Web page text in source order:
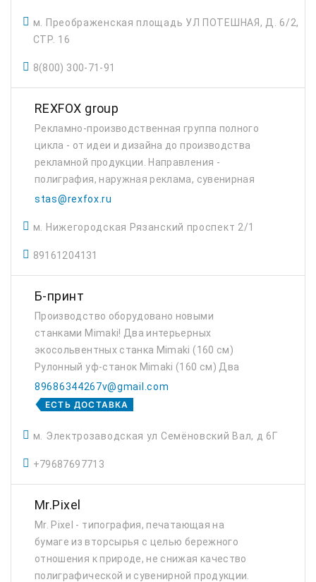
м. Преображенская площадь УЛ ПОТЕШНАЯ, Д. 6/2,
СТР. 16
8(800) 300-71-91
REXFOX group
Рекламно-производственная группа полного
цикла - от идеи и дизайна до производства
рекламной продукции. Направления -
полиграфия, наружная реклама, сувенирная
продукция.
stas@rexfox.ru
м. Нижегородская Рязанский проспект 2/1
89161204131
Б-принт
Производство оборудовано новыми
станками Mimaki! Два интерьерных
экосольвентных станка Mimaki (160 cм)
Рулонный уф-станок Mimaki (160 см) Два
режущих плоттера Mimaki. Ламинатор.
Накатка пленки на любые поверхности.
89686344267v@gmail.com
ЕСТЬ ДОСТАВКА
м. Электрозаводская ул Семёновский Вал, д 6Г
+79687697713
Mr.Pixel
Mr. Pixel - типография, печатающая на
бумаге из вторсырья с целью бережного
отношения к природе, не снижая качество
полиграфической и сувенирной продукции.